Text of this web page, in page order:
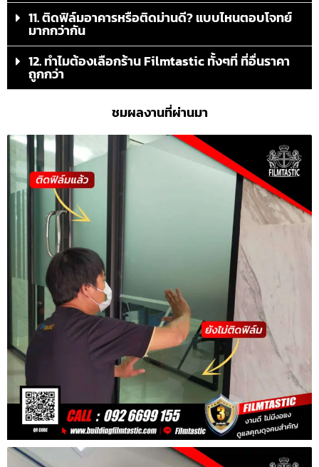
11. ติดฟิล์มอาคารหรือติดม่านดี? แบบไหนตอบโจทย์
มากกว่ากัน
12. ทำไมต้องเลือกร้าน Filmtastic ทั้งๆที่ ที่อื่นราคา
ถูกกว่า
ชมผลงานที่ผ่านมา